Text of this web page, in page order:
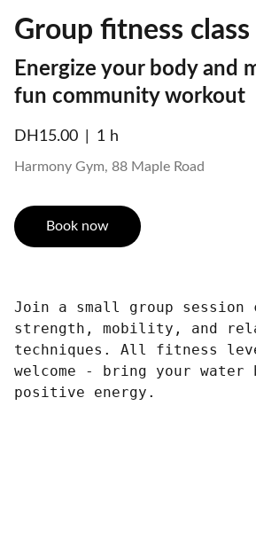
Group fitness class
Energize your body and
fun community workout
DH15.00 1 h
Harmony Gym, 88 Maple Road
Book now
Join a small group session
strength, mobility, and
techniques. All fitness
welcome - bring your water
positive energy.